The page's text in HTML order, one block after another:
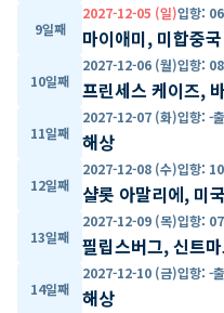
9일째
2027-12-05 (일)입항:
마이애미, 미합중국
10일째
2027-12-06 (월)입항:
프린세스 케이즈,
11일째
2027-12-07 (화)입항: -
해상
12일째
2027-12-08 (수)입항:
샬롯 아말리에, 미
13일째
2027-12-09 (목)입항:
필립스버그, 신트
14일째
2027-12-10 (금)입항: -
해상